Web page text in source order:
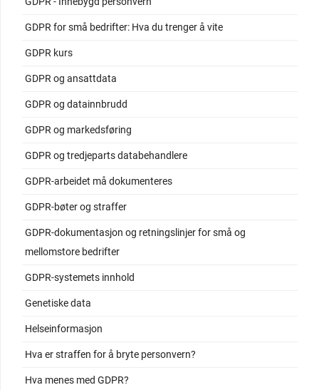
GDPR for små bedrifter: Hva du trenger å vite
GDPR kurs
GDPR og ansattdata
GDPR og datainnbrudd
GDPR og markedsføring
GDPR og tredjeparts databehandlere
GDPR-arbeidet må dokumenteres
GDPR-bøter og straffer
GDPR-dokumentasjon og retningslinjer for små og
mellomstore bedrifter
GDPR-systemets innhold
Genetiske data
Helseinformasjon
Hva er straffen for å bryte personvern?
Hva menes med GDPR?